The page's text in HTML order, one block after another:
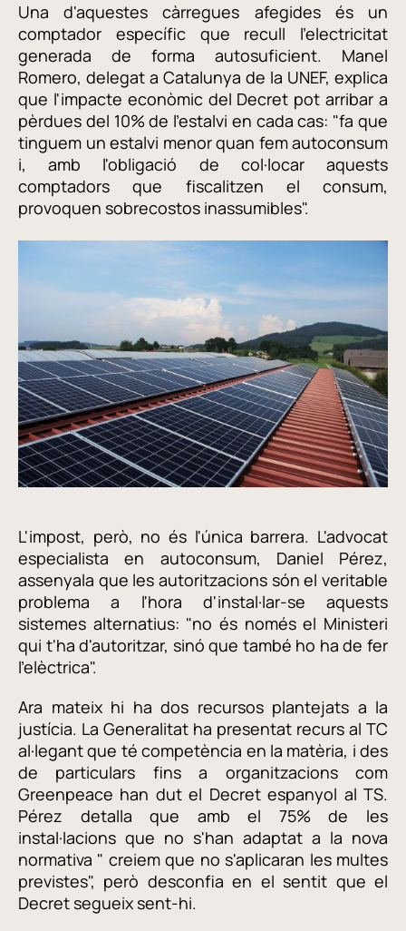
Una d'aquestes càrregues afegides és un
comptador específic que recull l'electricitat
generada de forma autosuficient. Manel
Romero, delegat a Catalunya de la UNEF, explica
que l'impacte econòmic del Decret pot arribar a
pèrdues del 10% de l'estalvi en cada cas: "fa que
tinguem un estalvi menor quan fem autoconsum
i, amb l'obligació de col·locar aquests
comptadors que fiscalitzen el consum,
provoquen sobrecostos inassumibles".
L'impost, però, no és l'única barrera. L'advocat
especialista en autoconsum, Daniel Pérez,
assenyala que les autoritzacions són el veritable
problema a l'hora d'instal·lar-se aquests
sistemes alternatius: "no és només el Ministeri
qui t'ha d'autoritzar, sinó que també ho ha de fer
l'elèctrica".
Ara mateix hi ha dos recursos plantejats a la
justícia. La Generalitat ha presentat recurs al TC
al·legant que té competència en la matèria, i des
de particulars fins a organitzacions com
Greenpeace han dut el Decret espanyol al TS.
Pérez detalla que amb el 75% de les
instal·lacions que no s'han adaptat a la nova
normativa " creiem que no s'aplicaran les multes
previstes", però desconfia en el sentit que el
Decret segueix sent-hi.